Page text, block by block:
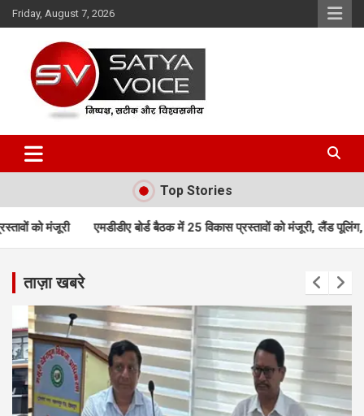
Skip
to
Friday, August 7, 2026
Satya Voice
Top Stories
बोर्ड बैठक में 25 विकास प्रस्तावों को मंजूरी, लैंड पूलिंग, पर्यटन, होटल,
ताज़ा खबरे